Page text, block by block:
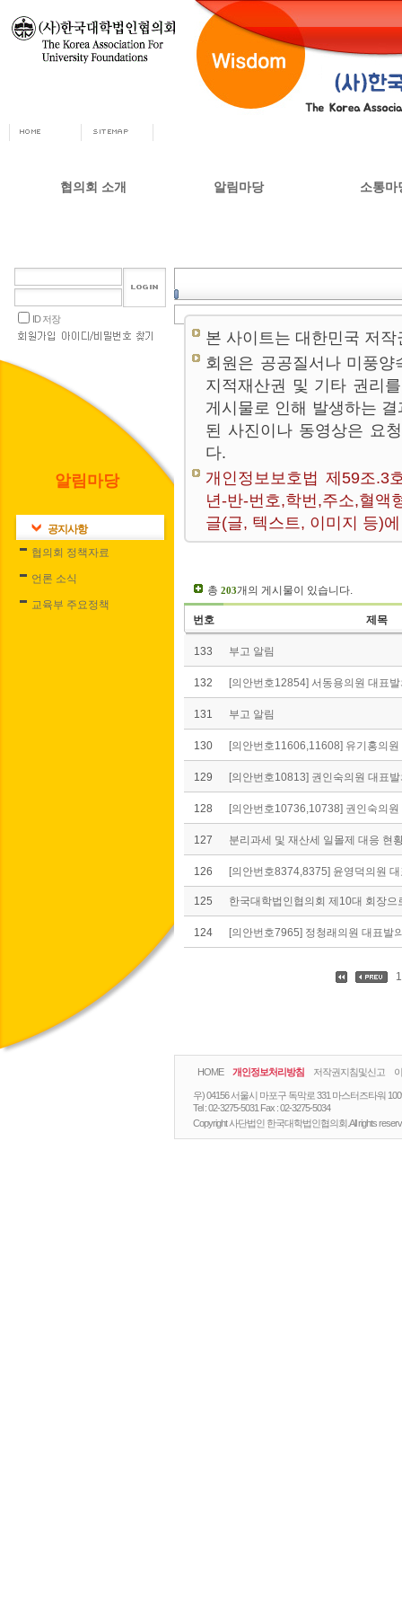
협의회 소개
설립목적 및 주요사업
협의회 정관
알림마당
교육부 주요정책
소통마
ID 저장
알림마당
공지사항
협의회 정책자료
언론 소식
교육부 주요정책
본 사이트는 대한민국 저
회원은 공공질서나 미풍
지적재산권 및 기타 권리
게시물로 인해 발생하는
된 사진이나 동영상은 요
다.
개인정보보호법 제59조.3
년-반-번호,학번,주소,혈
글(글, 텍스트, 이미지 등)
총 203개의 게시물이 있습니다.
번호 제목
133 부고 알림
132 [의안번호12854] 서동용의원 대표발
131 부고 알림
130 [의안번호11606,11608] 유기홍의원
129 [의안번호10813] 권인숙의원 대표
128 [의안번호10736,10738] 권인숙의원
127 분리과세 및 재산세 일몰제 대응 현
126 [의안번호8374,8375] 윤영덕의원
125 한국대학법인협의회 제10대 회장으
124 [의안번호7965] 정청래의원 대표발
1
HOME 개인정보처리방침 저작권지침및신고
우) 04156 서울시 마포구 독막로 331 마스터즈타워
Tel :02-3275-5031 Fax :02-3275-5034
Copyright 사단법인 한국대학법인협의회.All rights